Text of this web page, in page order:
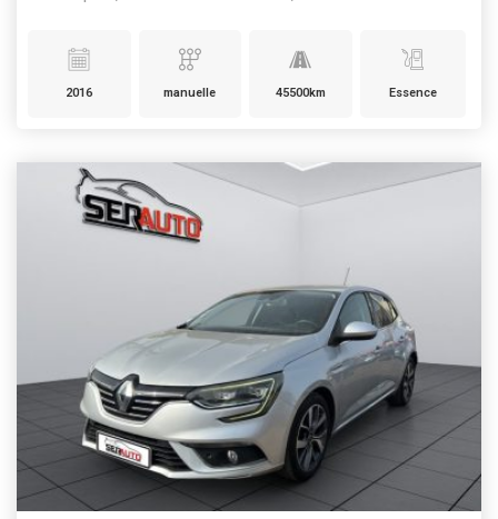
2016 manuelle 45500km Essence